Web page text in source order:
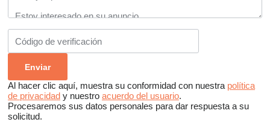
Al hacer clic aquí, muestra su conformidad con nuestra política
de privacidad y nuestro acuerdo del usuario.
Procesaremos sus datos personales para dar respuesta a su
solicitud.